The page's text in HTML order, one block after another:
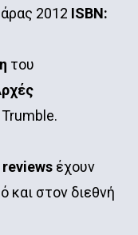
2012 ISBN:
του
Trumble.
reviewsέχουν
και στον διεθνή